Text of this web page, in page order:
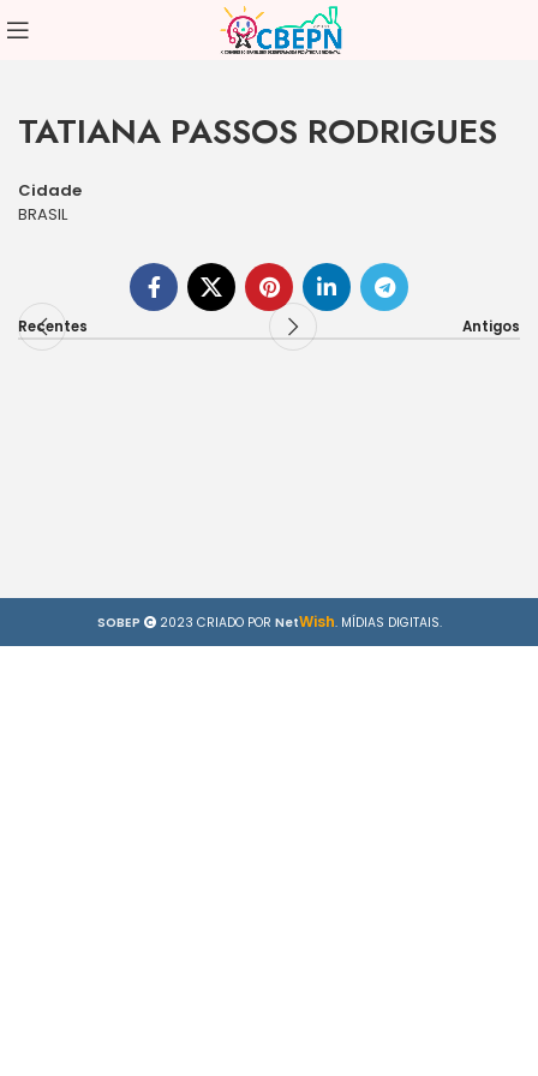
TATIANA PASSOS RODRIGUES
Cidade
BRASIL
Recentes Antigos
SOBEP 2023 CRIADO POR NetWish. MÍDIAS DIGITAIS.